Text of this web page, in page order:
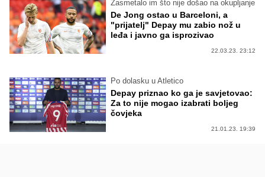
Zasmetalo im što nije došao na okupljanje
De Jong ostao u Barceloni, a
"prijatelj" Depay mu zabio nož u
leđa i javno ga isprozivao
22.03.23. 23:12
Po dolasku u Atletico
Depay priznao ko ga je savjetovao:
Za to nije mogao izabrati boljeg
čovjeka
21.01.23. 19:39